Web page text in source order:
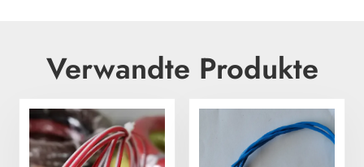
Verwandte Produkte